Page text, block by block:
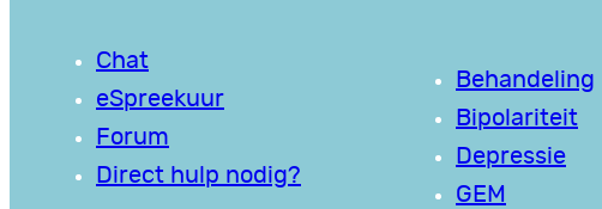
Chat
eSpreekuur
Forum
Direct hulp nodig?
Behandeling
Bipolariteit
Depressie
GEM